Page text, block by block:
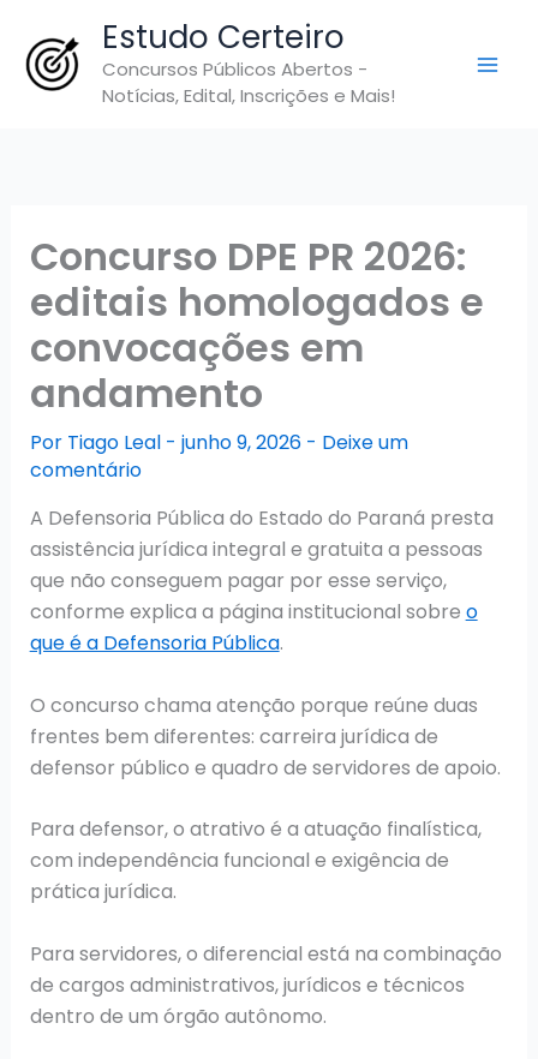
para
Estudo Certeiro
Concursos Públicos Abertos -
Notícias, Edital, Inscrições e Mais!
Concurso DPE PR 2026:
editais homologados e
convocações em
andamento
Por Tiago Leal - junho 9, 2026 - Deixe um
comentário
A Defensoria Pública do Estado do Paraná presta
assistência jurídica integral e gratuita a pessoas
que não conseguem pagar por esse serviço,
conforme explica a página institucional sobre o
que é a Defensoria Pública.
O concurso chama atenção porque reúne duas
frentes bem diferentes: carreira jurídica de
defensor público e quadro de servidores de apoio.
Para defensor, o atrativo é a atuação finalística,
com independência funcional e exigência de
prática jurídica.
Para servidores, o diferencial está na combinação
de cargos administrativos, jurídicos e técnicos
dentro de um órgão autônomo.